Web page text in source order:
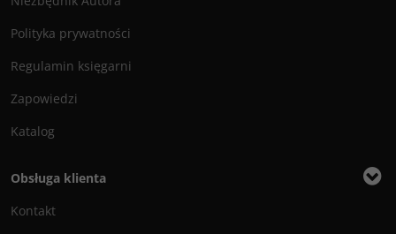
Polityka prywatności
Regulamin księgarni
Zapowiedzi
Katalog
Obsługa klienta
Kontakt